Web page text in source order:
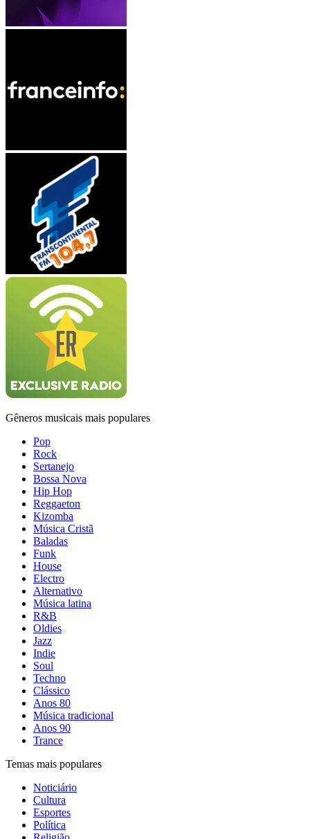
Gêneros musicais mais populares
Pop
Rock
Sertanejo
Bossa Nova
Hip Hop
Reggaeton
Kizomba
Música Cristã
Baladas
Funk
House
Electro
Alternativo
Música latina
R&B
Oldies
Jazz
Indie
Soul
Techno
Clássico
Anos 80
Música tradicional
Anos 90
Trance
Temas mais populares
Noticiário
Cultura
Esportes
Política